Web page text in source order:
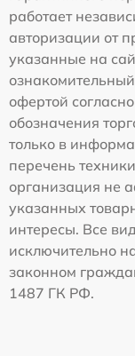
работает
авторизации от
указанные на
офертой
обозначения
только в
перечень
организация не
указанных
интересы. Все
исключительно
законном
1487 ГК РФ.